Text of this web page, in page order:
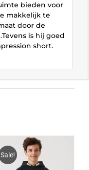
bieden voor
makkelijk te
door de
is hij goed
short.
Sale!